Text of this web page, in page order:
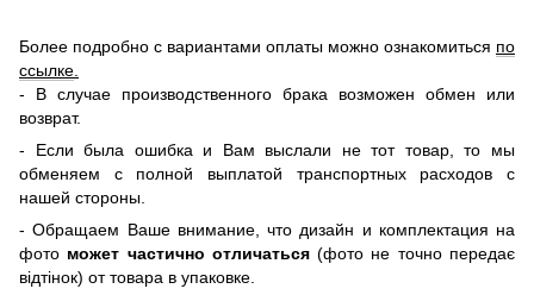
Более подробно с вариантами оплаты можно ознакомиться по
ссылке
- В случае производственного брака возможен обмен или
возврат.
- Если была ошибка и Вам выслали не тот товар, то мы
обменяем c полной выплатой транспортных расходов с
нашей стороны.
- Обращаем Ваше внимание, что дизайн и комплектация на
фото может частично отличаться(фото не точно передає
відтінок) от товара в упаковке.